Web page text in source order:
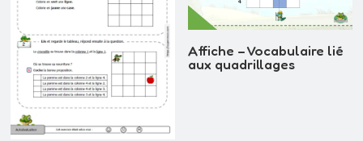
Affiche – Vocabulaire lié
aux quadrillages